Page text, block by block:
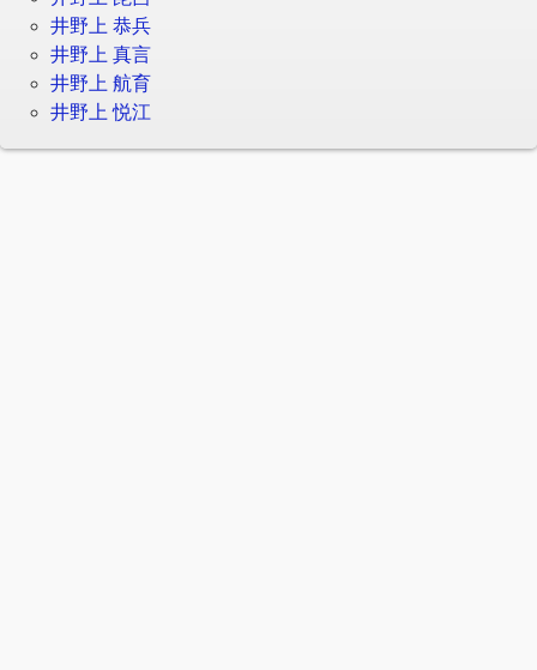
井野上 恭兵
井野上 真言
井野上 航育
井野上 悦江